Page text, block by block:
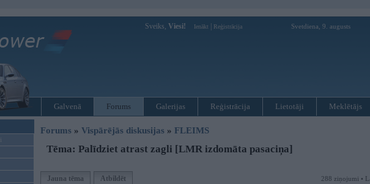
Sveiks, Viesi! Ienākt Reģistrācija Svetdiena, 9. augusts
Galvenā Forums Galerijas Reģistrācija Lietotāji Meklētājs
Forums » Vispārējās diskusijas » FLEIMS
Tēma: Palīdziet atrast zagli [LMR izdomāta pasaciņa]
Jauna tēma Atbildēt 288 ziņojumi •